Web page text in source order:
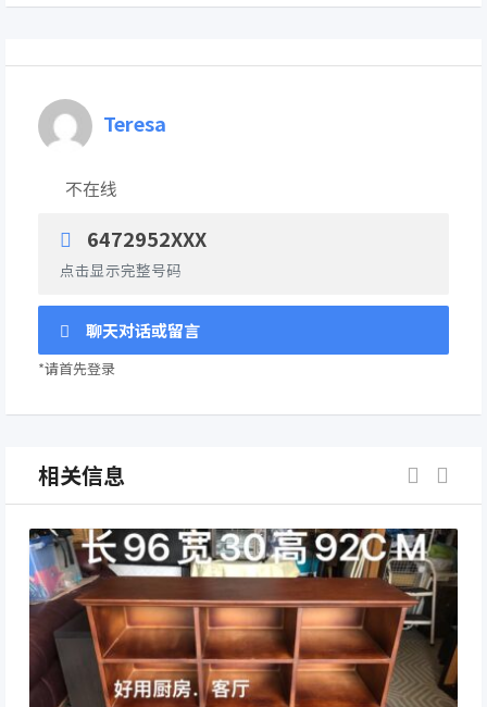
Teresa
不在线
6472952XXX
点击显示完整号码
聊天对话或留言
*请首先登录
相关信息